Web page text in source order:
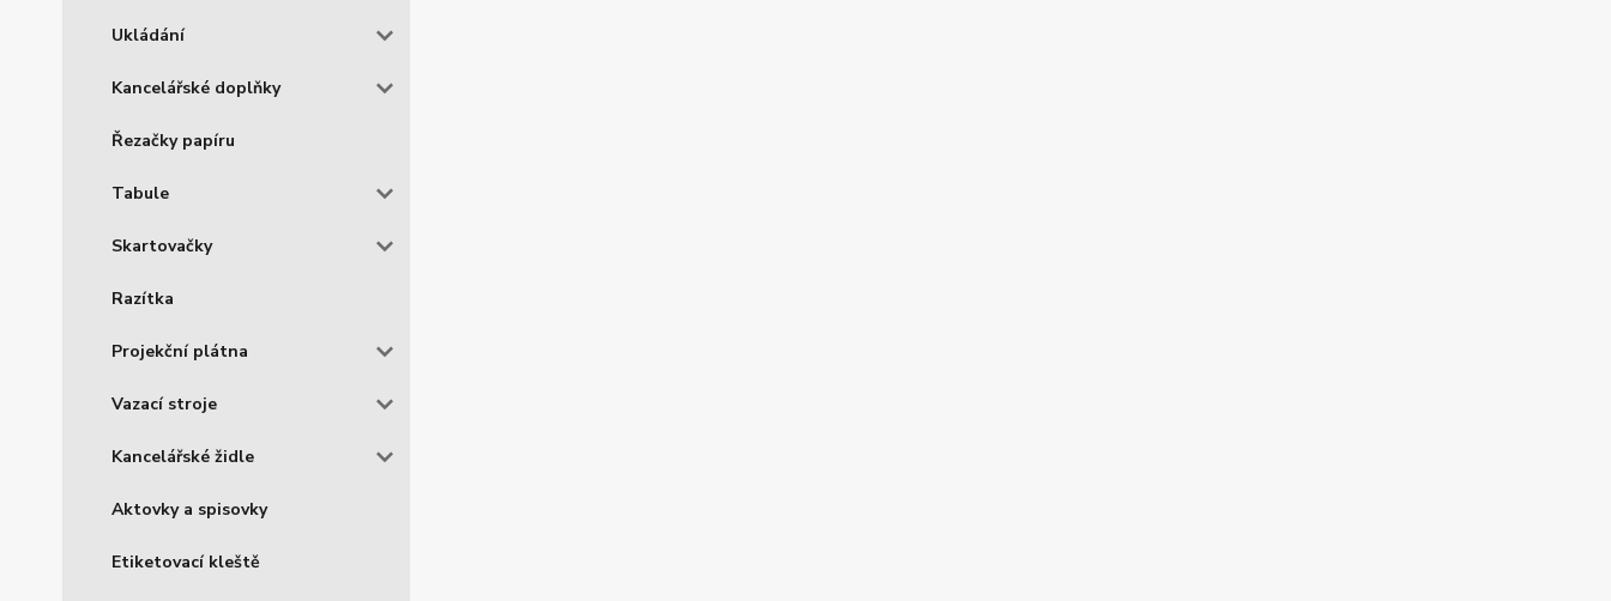
Ukládání
Kancelářské doplňky
Řezačky papíru
Tabule
Skartovačky
Razítka
Projekční plátna
Vazací stroje
Kancelářské židle
Aktovky a spisovky
Etiketovací kleště